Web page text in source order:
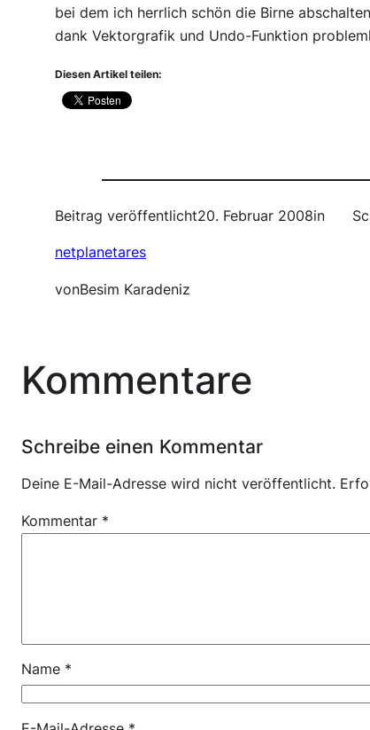
bei dem ich herrlich schön die Birne
dank Vektorgrafik und Undo-Funktion
Diesen Artikel teilen:
Beitrag veröffentlicht20. Februar 2008in
netplanetares
vonBesim Karadeniz
Kommentare
Schreibe einen Kommentar
Deine E-Mail-Adresse wird nicht veröffentlicht.
Kommentar *
Name *